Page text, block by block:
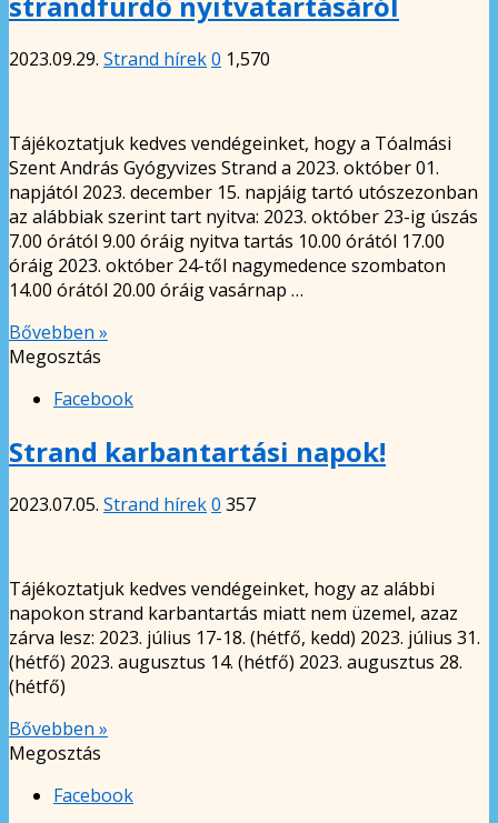
2023.09.29. Strand hírek0 1,570
Tájékoztatjuk kedves vendégeinket, hogy a Tóalmási
Szent András Gyógyvizes Strand a 2023. október 01.
napjától 2023. december 15. napjáig tartó utószezonban
az alábbiak szerint tart nyitva: 2023. október 23-ig úszás
7.00 órától 9.00 óráig nyitva tartás 10.00 órától 17.00
óráig 2023. október 24-től nagymedence szombaton
14.00 órától 20.00 óráig vasárnap …
Bővebben »
Megosztás
Facebook
Strand karbantartási napok!
2023.07.05. Strand hírek0 357
Tájékoztatjuk kedves vendégeinket, hogy az alábbi
napokon strand karbantartás miatt nem üzemel, azaz
zárva lesz: 2023. július 17-18. (hétfő, kedd) 2023. július 31.
(hétfő) 2023. augusztus 14. (hétfő) 2023. augusztus 28.
(hétfő)
Bővebben »
Megosztás
Facebook